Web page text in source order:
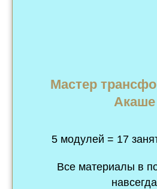
Мастер
Акаше
5 модулей = 17
Все материалы в
навсегда